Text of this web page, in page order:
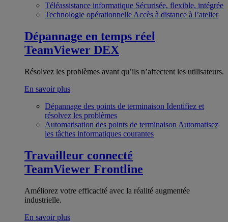
Téléassistance informatique Sécurisée, flexible, intégrée
Technologie opérationnelle Accès à distance à l’atelier
Dépannage en temps réel
TeamViewer DEX
Résolvez les problèmes avant qu’ils n’affectent les utilisateurs.
En savoir plus
Dépannage des points de terminaison Identifiez et
résolvez les problèmes
Automatisation des points de terminaison Automatisez
les tâches informatiques courantes
Travailleur connecté
TeamViewer Frontline
Améliorez votre efficacité avec la réalité augmentée
industrielle.
En savoir plus